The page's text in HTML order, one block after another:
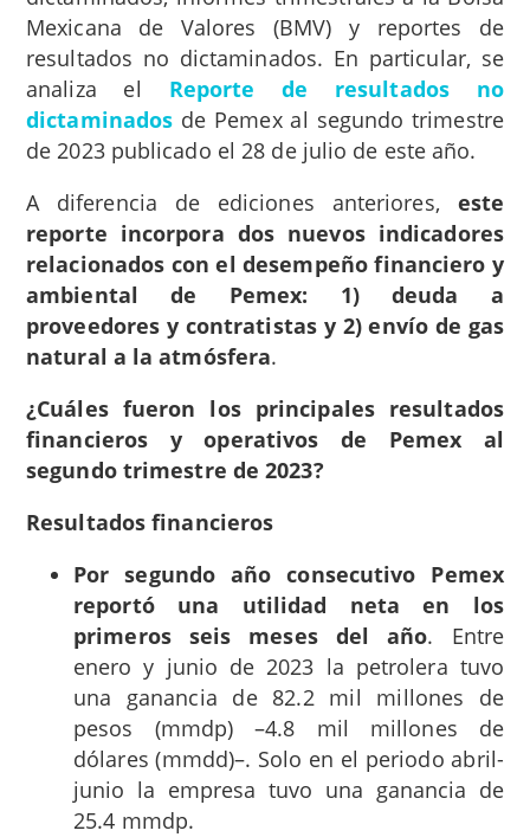
Mexicana de Valores (BMV) y reportes de
resultados no dictaminados. En particular, se
analiza el Reporte de resultados no
dictaminados de Pemex al segundo trimestre
de 2023 publicado el 28 de julio de este año.
A diferencia de ediciones anteriores, este
reporte incorpora dos nuevos indicadores
relacionados con el desempeño financiero y
ambiental de Pemex: 1) deuda a
proveedores y contratistas y 2) envío de gas
natural a la atmósfera.
¿Cuáles fueron los principales resultados
financieros y operativos de Pemex al
segundo trimestre de 2023?
Resultados financieros
Por segundo año consecutivo Pemex
reportó una utilidad neta en los
primeros seis meses del año. Entre
enero y junio de 2023 la petrolera tuvo
una ganancia de 82.2 mil millones de
pesos (mmdp) –4.8 mil millones de
dólares (mmdd)–. Solo en el periodo abril-
junio la empresa tuvo una ganancia de
25.4 mmdp.